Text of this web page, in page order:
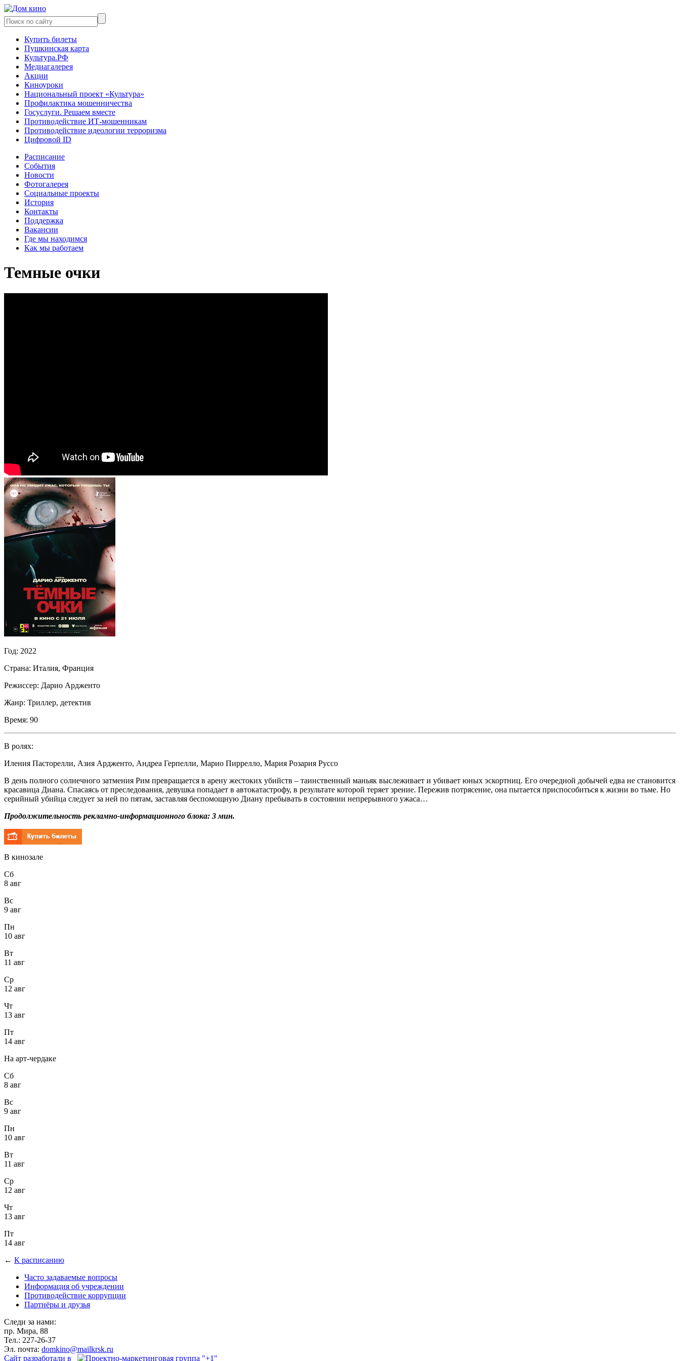
Купить билеты
Пушкинская карта
Культура.РФ
Медиагалерея
Акции
Киноуроки
Национальный проект «Культура»
Профилактика мошенничества
Госуслуги. Решаем вместе
Противодействие ИТ-мошенникам
Противодействие идеологии терроризма
Цифровой ID
Расписание
События
Новости
Фотогалерея
Социальные проекты
История
Контакты
Поддержка
Вакансии
Где мы находимся
Как мы работаем
Темные очки
Год: 2022
Страна: Италия, Франция
Режиссер: Дарио Ардженто
Жанр: Триллер, детектив
Время: 90
В ролях:
Иления Пасторелли, Азия Ардженто, Андреа Герпелли, Марио Пиррелло, Мария Розария Руссо
В день полного солнечного затмения Рим превращается в арену жестоких убийств – таинственный маньяк выслеживает и убивает юных эскортниц. Его очередной добычей едва не становится
красавица Диана. Спасаясь от преследования, девушка попадает в автокатастрофу, в результате которой теряет зрение. Пережив потрясение, она пытается приспособиться к жизни во тьме. Но
серийный убийца следует за ней по пятам, заставляя беспомощную Диану пребывать в состоянии непрерывного ужаса…
Продолжительность рекламно-информационного блока: 3 мин.
В кинозале
Сб
8 авг
Вс
9 авг
Пн
10 авг
Вт
11 авг
Ср
12 авг
Чт
13 авг
Пт
14 авг
На арт-чердаке
Сб
8 авг
Вс
9 авг
Пн
10 авг
Вт
11 авг
Ср
12 авг
Чт
13 авг
Пт
14 авг
← К расписанию
Часто задаваемые вопросы
Информация об учреждении
Противодействие коррупции
Партнёры и друзья
Следи за нами:
пр. Мира, 88
Тел.: 227-26-37
Эл. почта: domkino@mailkrsk.ru
Сайт разработали в